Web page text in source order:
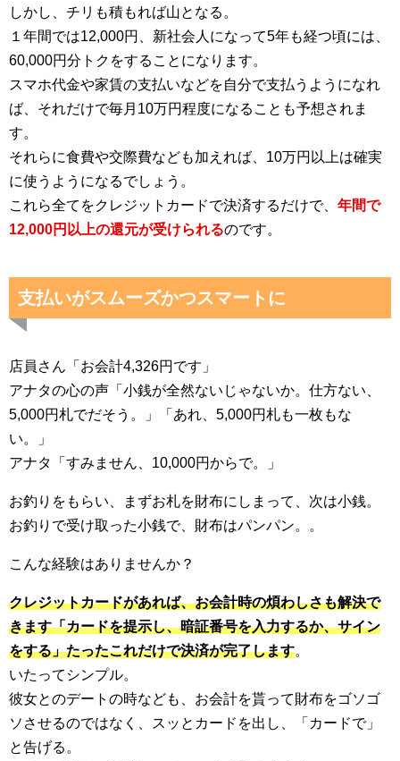
しかし、チリも積もれば山となる。
１年間では12,000円、新社会人になって5年も経つ頃には、
60,000円分トクをすることになります。
スマホ代金や家賃の支払いなどを自分で支払うようになれ
ば、それだけで毎月10万円程度になることも予想されま
す。
それらに食費や交際費なども加えれば、10万円以上は確実
に使うようになるでしょう。
これら全てをクレジットカードで決済するだけで、 年間で
12,000円以上の還元が受けられるのです。
支払いがスムーズかつスマートに
店員さん「お会計4,326円です」
アナタの心の声「小銭が全然ないじゃないか。仕方ない、
5,000円札でだそう。」「あれ、5,000円札も一枚もな
い。」
アナタ「すみません、10,000円からで。」
お釣りをもらい、まずお札を財布にしまって、次は小銭。
お釣りで受け取った小銭で、財布はパンパン。。
こんな経験はありませんか？
クレジットカードがあれば、お会計時の煩わしさも解決で
きます「カードを提示し、暗証番号を入力するか、サイン
をする」たったこれだけで決済が完了します。
いたってシンプル。
彼女とのデートの時なども、お会計を貰って財布をゴソゴ
ソさせるのではなく、スッとカードを出し、「カードで」
と告げる。